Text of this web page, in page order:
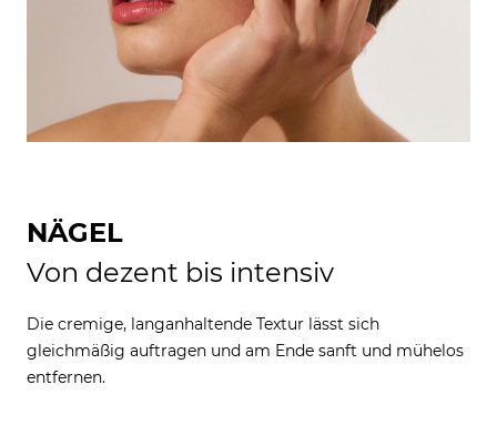
NÄGEL
Von dezent bis intensiv
Die cremige, langanhaltende Textur lässt sich
gleichmäßig auftragen und am Ende sanft und mühelos
entfernen.